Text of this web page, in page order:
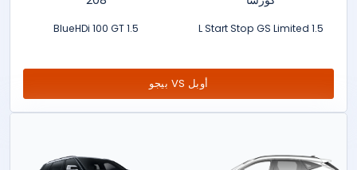
1.5 L Start Stop GS Limited
1.5 BlueHDi 100 GT
أوبل VS بيجو